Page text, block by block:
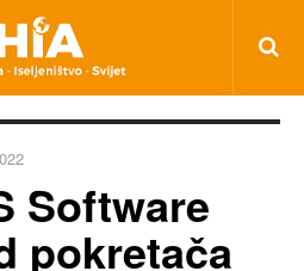
Software
pokretača